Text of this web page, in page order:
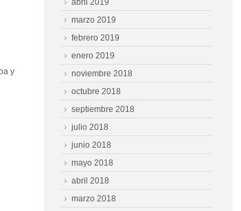
y
abril 2019
marzo 2019
febrero 2019
enero 2019
noviembre 2018
octubre 2018
septiembre 2018
julio 2018
junio 2018
mayo 2018
abril 2018
marzo 2018